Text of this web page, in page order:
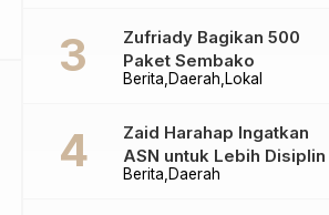
Berita Daerah Lokal
Zufriady Bagikan 500
Paket Sembako
Berita Daerah
Zaid Harahap Ingatkan
ASN untuk Lebih Disiplin